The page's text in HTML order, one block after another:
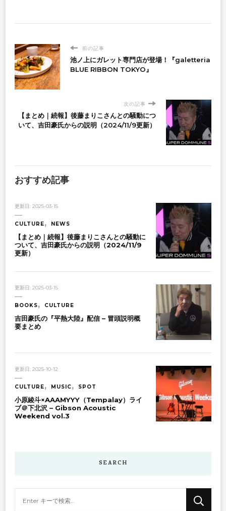
前の記事
池ノ上にガレット専門店が登場！『galetteria
BLUE RIBBON TOKYO』
次の記事
【まとめ｜続報】後藤まりこさんとの騒動につ
いて、吉田豪氏からの説明（2024/11/9更新）
おすすめ記事
更新日: 2025-03-15
CULTURE NEWS
【まとめ｜続報】後藤まりこさんとの騒動に
ついて、吉田豪氏からの説明（2024/11/9
更新）
更新日: 2025-03-15
BOOKS CULTURE
吉田豪氏の『平熱大陸』配信 – 冒頭説明概
要まとめ
更新日: 2025-10-12
CULTURE MUSIC SPOT
小原綾斗×AAAMYYY（Tempalay）ライ
ブ＠下北沢 – Gibson Acoustic
Weekend vol.3
SEARCH